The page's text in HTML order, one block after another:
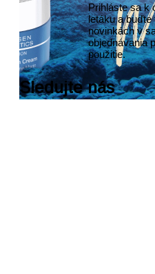
Prihláste sa k
letáku a
novinkách v
objednávania
použitie.
Sledujte nás